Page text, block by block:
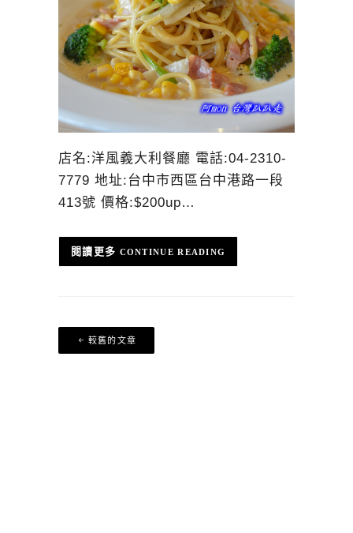
店名:洋風義大利餐廳 電話:04-2310-
7779 地址:台中市西區台中港路一段
413號 價格:$200up…
CONTINUE READING
文
章
較舊的文章